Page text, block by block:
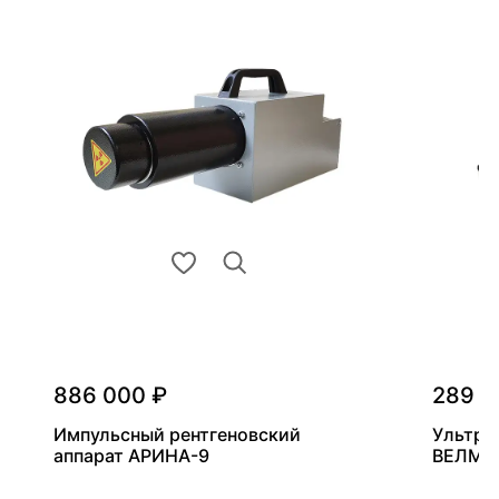
886 000 ₽
Импульсный рентгеновский
аппарат АРИНА-9
289